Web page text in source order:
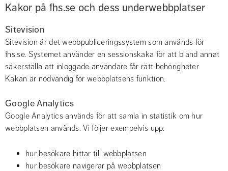
Kakor på fhs.se och dess underwebbplatser
Sitevision
Sitevision är det webbpubliceringssystem som används för
fhs.se. Systemet använder en sessionskaka för att bland annat
säkerställa att inloggade användare får rätt behörigheter.
Kakan är nödvändig för webbplatsens funktion.
Google Analytics
Google Analytics används för att samla in statistik om hur
webbplatsen används. Vi följer exempelvis upp:
hur besökare hittar till webbplatsen
hur besökare navigerar på webbplatsen